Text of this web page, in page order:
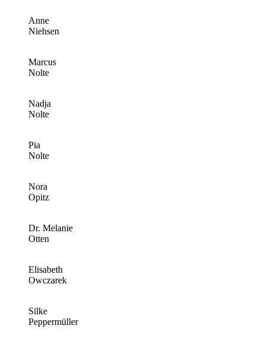
Anne
Niehsen
Marcus
Nolte
Nadja
Nolte
Pia
Nolte
Nora
Opitz
Dr. Melanie
Otten
Elisabeth
Owczarek
Silke
Peppermüller